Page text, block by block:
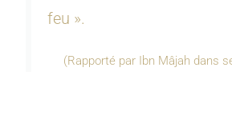
feu ».
(Rapporté par Ibn Mâjah dans